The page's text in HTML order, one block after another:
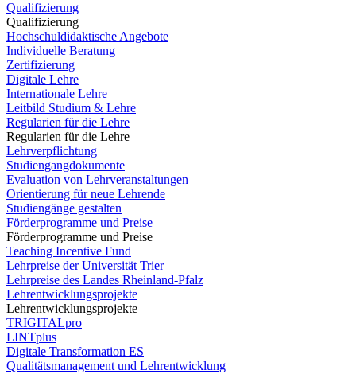
Qualifizierung
Qualifizierung
Hochschuldidaktische Angebote
Individuelle Beratung
Zertifizierung
Digitale Lehre
Internationale Lehre
Leitbild Studium & Lehre
Regularien für die Lehre
Regularien für die Lehre
Lehrverpflichtung
Studiengangdokumente
Evaluation von Lehrveranstaltungen
Orientierung für neue Lehrende
Studiengänge gestalten
Förderprogramme und Preise
Förderprogramme und Preise
Teaching Incentive Fund
Lehrpreise der Universität Trier
Lehrpreise des Landes Rheinland-Pfalz
Lehrentwicklungsprojekte
Lehrentwicklungsprojekte
TRIGITALpro
LINTplus
Digitale Transformation ES
Qualitätsmanagement und Lehrentwicklung